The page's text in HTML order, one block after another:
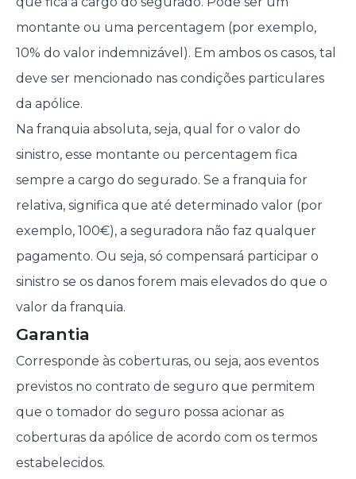
montante ou uma percentagem (por exemplo,
10% do valor indemnizável). Em ambos os casos, tal
deve ser mencionado nas condições particulares
da apólice.
Na franquia absoluta, seja, qual for o valor do
sinistro, esse montante ou percentagem fica
sempre a cargo do segurado. Se a franquia for
relativa, significa que até determinado valor (por
exemplo, 100€), a seguradora não faz qualquer
pagamento. Ou seja, só compensará participar o
sinistro se os danos forem mais elevados do que o
valor da franquia.
Garantia
Corresponde às coberturas, ou seja, aos eventos
previstos no contrato de seguro que permitem
que o tomador do seguro possa acionar as
coberturas da apólice de acordo com os termos
estabelecidos.